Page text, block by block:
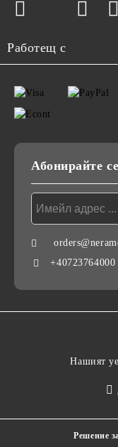
Работещ с
Абонирайте
+40723764000
Нашият
Решение